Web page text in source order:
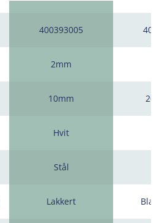
400393005
2mm
10mm
Hvit
Stål
Lakkert